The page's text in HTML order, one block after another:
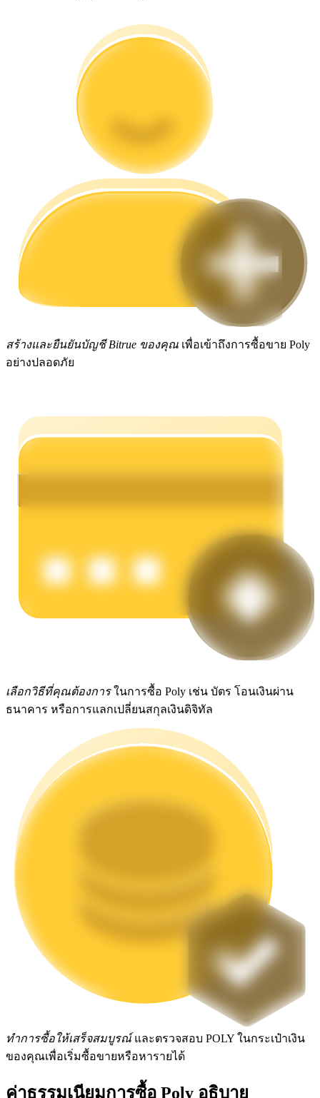
กลยุทธ์การซื้อขาย
เรียนรู้วิธีการรักษาผลกำไร
Launchpool
การล็อค BTR
สร้างและยืนยันบัญชี Bitrue ของคุณ เพื่อเข้าถึงการซื้อขาย Poly
อย่างปลอดภัย
เลือกวิธีที่คุณต้องการในการซื้อ Poly เช่น บัตร โอนเงินผ่าน
ธนาคาร หรือการแลกเปลี่ยนสกุลเงินดิจิทัล
ทำการซื้อให้เสร็จสมบูรณ์และตรวจสอบ POLY ในกระเป๋าเงิน
ของคุณเพื่อเริ่มซื้อขายหรือหารายได้
ค่าธรรมเนียมการซื้อ Poly อธิบาย